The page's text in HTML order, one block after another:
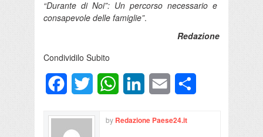
“Durante di Noi”: Un percorso necessario e
consapevole delle famiglie”.
Redazione
Condividilo Subito
FacebookTwitter WhatsAppLinkedInEmail
by Redazione Paese24.it